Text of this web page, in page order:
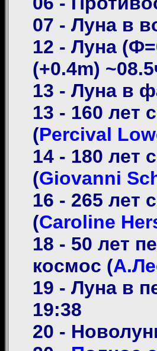
07 - Луна в
12 - Луна
(+0.4m)
13 - Луна в
13 - 160 лет
(Percival
14 - 180 лет
(Giovanni
16 - 265 лет
(Caroline
18 - 50 лет
космос (
19 - Луна в
19:38
20 -